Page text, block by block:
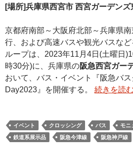
[場所]兵庫県西宮市 西宮ガーデン
京都府南部～大阪府北部～兵庫県
行、および高速バスや観光バスな
ループは、2023年11月4日(土曜日
時30分)に、兵庫県の阪急西宮ガー
おいて、バス・イベント『阪急バ
Day2023』を開催する。 続きを読む
イベント クロッシング バス モニ
鉄道系展示品
阪急今津線 阪急神戸線